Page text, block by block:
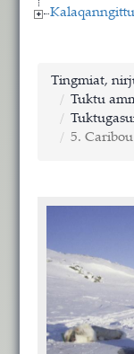
Tingmiat,
Tuktu
5.